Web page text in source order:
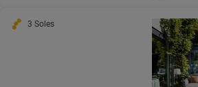
3 Soles